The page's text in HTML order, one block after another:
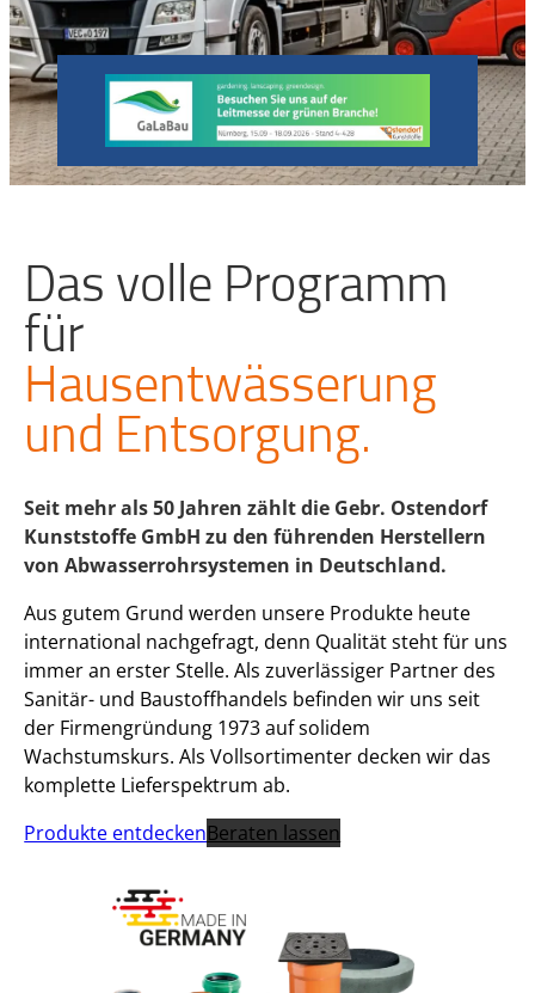
Das volle Programm
für
Hausentwässerung
und Entsorgung.
Seit mehr als 50 Jahren zählt die Gebr. Ostendorf
Kunststoffe GmbH zu den führenden Herstellern
von Abwasserrohrsystemen in Deutschland.
Aus gutem Grund werden unsere Produkte heute
international nachgefragt, denn Qualität steht für uns
immer an erster Stelle. Als zuverlässiger Partner des
Sanitär- und Baustoffhandels befinden wir uns seit
der Firmengründung 1973 auf solidem
Wachstumskurs. Als Vollsortimenter decken wir das
komplette Lieferspektrum ab.
Produkte entdeckenBeraten lassen